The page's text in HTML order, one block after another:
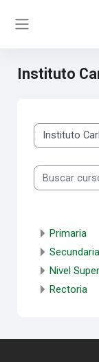
Instituto
Categorias de
Buscar cursos
Primaria
Secundaria
Nivel
Rectoria